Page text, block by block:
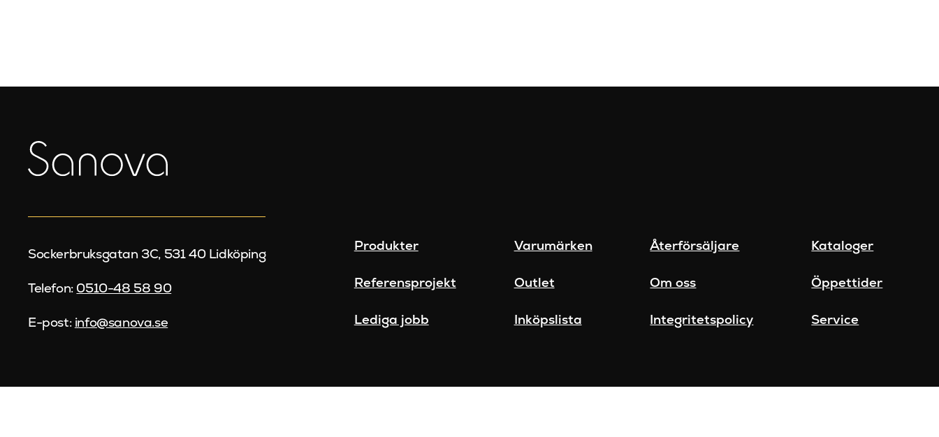
Sockerbruksgatan 3C, 531 40 Lidköping
Telefon: 0510-48 58 90
E-post: info@sanova.se
Produkter Varumärken Återförsäljare Kataloger
Referensprojekt Outlet Om oss Öppettider
Lediga jobb Inköpslista Integritetspolicy Service